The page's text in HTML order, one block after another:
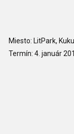
Miesto: LitPark,
Termín: 4. január